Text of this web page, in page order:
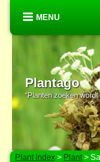
MENU
Plantago
“Planten zoeken wordt
Plant Index > Plant>